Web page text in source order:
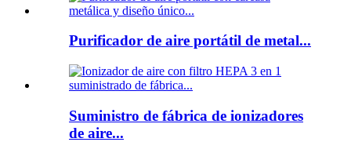
Purificador de aire portátil de metal...
Suministro de fábrica de ionizadores
de aire...